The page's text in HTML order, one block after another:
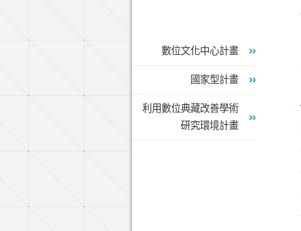
數位文化中心計畫
國家型計畫
利用數位典藏改善學術
研究環境計畫